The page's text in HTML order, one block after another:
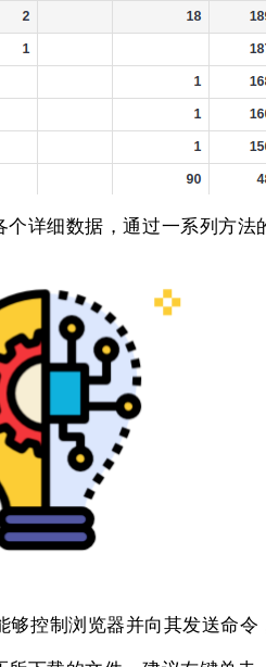
细数据，通过一系列方法
制浏览器并向其发送命令